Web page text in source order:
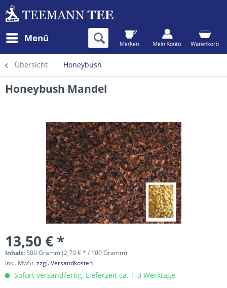
Menü
Übersicht Honeybush
Honeybush Mandel
13,50 € *
Inhalt: 500 Gramm (2,70 € * / 100 Gramm)
inkl. MwSt.zzgl. Versandkosten
Sofort versandfertig, Lieferzeit ca. 1-3 Werktage